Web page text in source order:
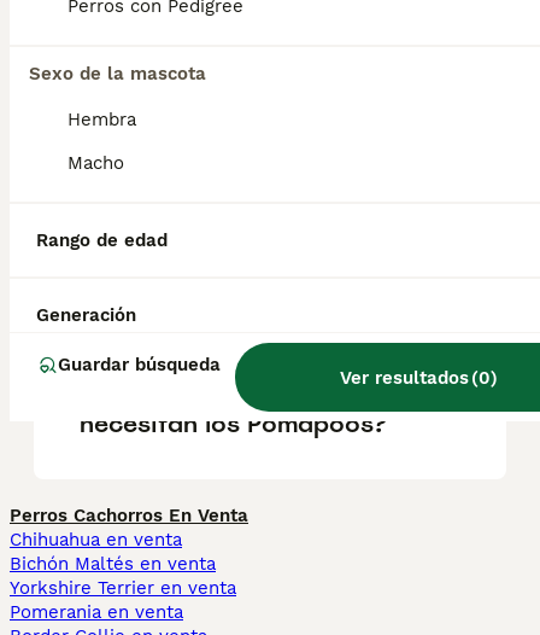
Perros con Pedigree
Sexo de la mascota
Hembra
Macho
Rango de edad
Generación
Guardar búsqueda
Ver resultados(0)
Caniche. Son perros leales, amigables e
personas que buscan un compañero
¿Cuánto cuesta un perro
¿Cómo son los pomapoos?
¿Qué cuidados especiales
necesitan los Pomapoos?
Perros Cachorros En Venta
Chihuahua en venta
Bichón Maltés en venta
Yorkshire Terrier en venta
Pomerania en venta